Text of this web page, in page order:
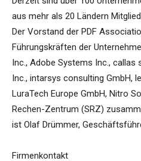
aus mehr als 20 Ländern
Der Vorstand der PDF
Führungskräften der
Inc., Adobe Systems Inc., callas
Inc., intarsys consulting GmbH,
LuraTech Europe GmbH, Nitro
Rechen-Zentrum (SRZ)
ist Olaf Drümmer,
Firmenkontakt